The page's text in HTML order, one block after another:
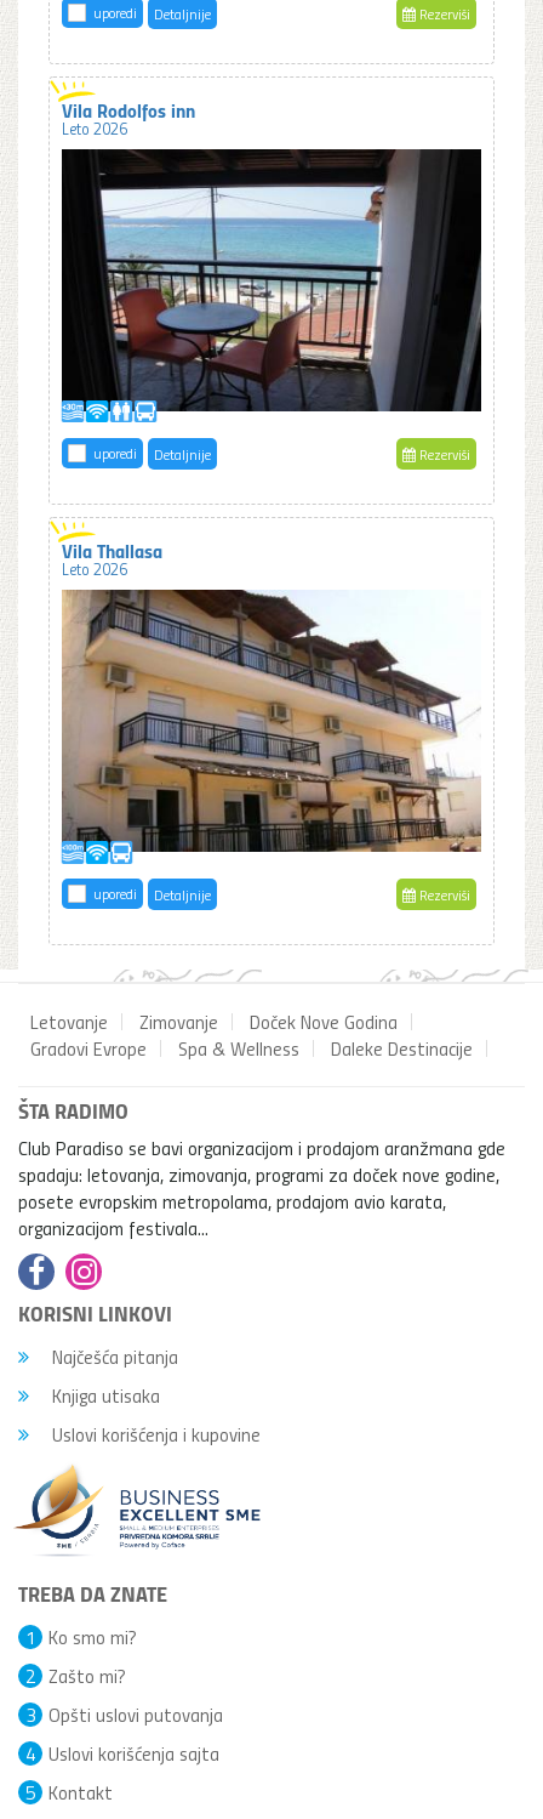
uporedi Detaljnije Rezerviši
Vila Rodolfos inn
Leto 2026
uporedi Detaljnije Rezerviši
Vila Thallasa
Leto 2026
uporedi Detaljnije Rezerviši
Letovanje Zimovanje
Doček Nove Godina
Gradovi Evrope
Spa & Wellness Daleke Destinacije
ŠTA RADIMO
Club Paradiso se bavi organizacijom i prodajom aranžmana gde
spadaju: letovanja, zimovanja, programi za doček nove godine,
posete evropskim metropolama, prodajom avio karata,
organizacijom festivala...
KORISNI LINKOVI
Najčešća pitanja
Knjiga utisaka
Uslovi korišćenja i kupovine
TREBA DA ZNATE
Ko smo mi?
1
Zašto mi?
2
Opšti uslovi putovanja
3
Uslovi korišćenja sajta
4
Kontakt
5